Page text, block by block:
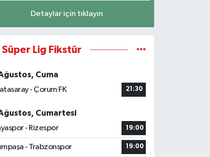
Detaylar için tıklayın
Süper Lig Fikstür
Cuma
- Çorum FK
21:30
Cumartesi
- Rizespor
19:00
- Trabzonspor 19:00